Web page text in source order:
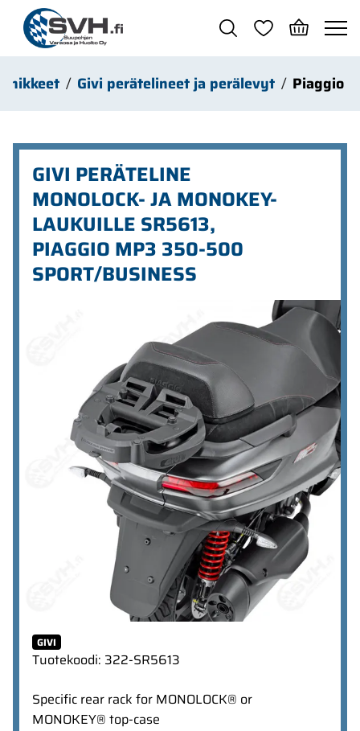
Siirry pääsisältöön
Givi perätelineet ja perälevyt Piaggio
GIVI PERÄTELINE
MONOLOCK- JA MONOKEY-
LAUKUILLE SR5613,
PIAGGIO MP3 350-500
SPORT/BUSINESS
GIVI
Tuotekoodi: 322-SR5613
Specific rear rack for MONOLOCK® or
MONOKEY® top-case